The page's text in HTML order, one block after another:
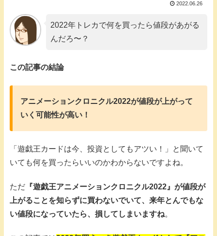
2022.06.26
2022年トレカで何を買ったら値段があがる
んだろ〜？
この記事の結論
アニメーションクロニクル2022が値段が上がって
いく可能性が高い！
「遊戯王カードは今、投資としてもアツい！」と聞いて
いても何を買ったらいいのかわからないですよね。
ただ 『遊戯王アニメーションクロニクル2022』が値段が
上がることを知らずに買わないでいて、来年とんでもな
い値段になっていたら、損してしまいますね。